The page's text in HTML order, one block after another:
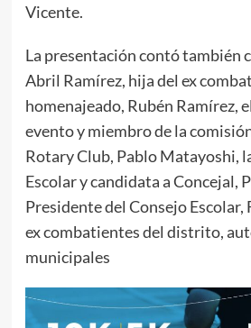
Vicente.
La presentación contó también
Abril Ramírez, hija del ex
homenajeado, Rubén Ramírez,
evento y miembro de la
Rotary Club, Pablo Matayoshi,
Escolar y candidata a Concejal,
Presidente del Consejo
ex combatientes del distrito,
municipales